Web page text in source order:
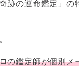
跡の運命鑑定」の
の鑑定師が個別メ